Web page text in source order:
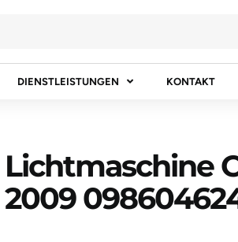
DIENSTLEISTUNGEN KONTAKT
Lichtmaschine
2009